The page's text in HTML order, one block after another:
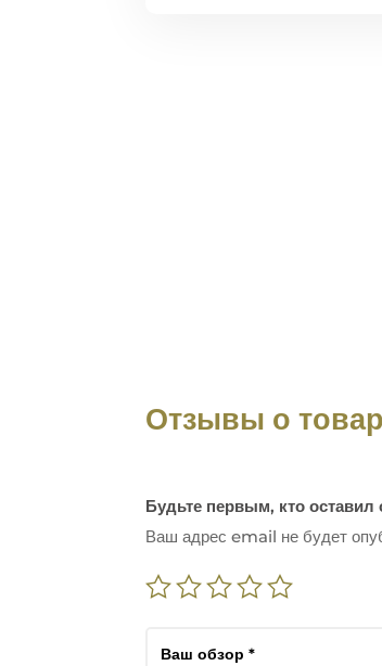
Отзывы о
Будьте первым, кто
Ваш адрес email не будет